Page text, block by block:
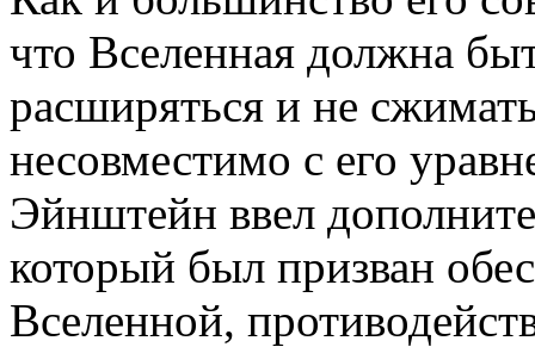
что Вселенная должна
расширяться и не
несовместимо с его
Эйнштейн ввел
который был призван
Вселенной,